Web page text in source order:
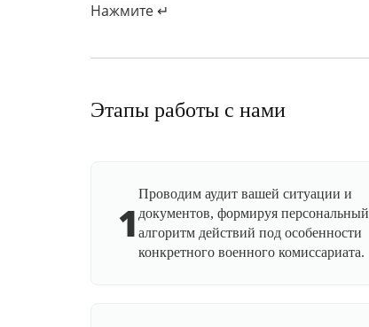
Нажмите ↵
Этапы работы с нами
1
Проводим аудит вашей ситуации и
документов, формируя персональный
алгоритм действий под особенности
конкретного военного комиссариата.